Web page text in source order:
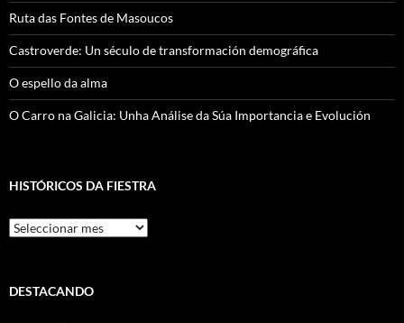
Ruta das Fontes de Masoucos
Castroverde: Un século de transformación demográfica
O espello da alma
O Carro na Galicia: Unha Análise da Súa Importancia e Evolución
HISTÓRICOS DA FIESTRA
Históricos
Da
DESTACANDO